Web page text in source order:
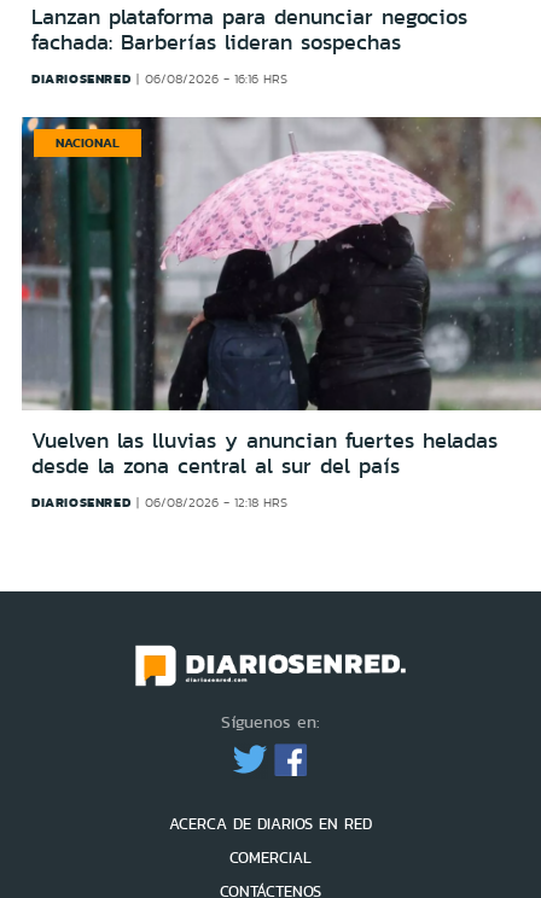
Lanzan plataforma para denunciar negocios
fachada: Barberías lideran sospechas
DIARIOSENRED 06/08/2026 - 16:16 HRS
NACIONAL
Vuelven las lluvias y anuncian fuertes heladas
desde la zona central al sur del país
DIARIOSENRED 06/08/2026 - 12:18 HRS
Síguenos en:
ACERCA DE DIARIOS EN RED
COMERCIAL
CONTÁCTENOS